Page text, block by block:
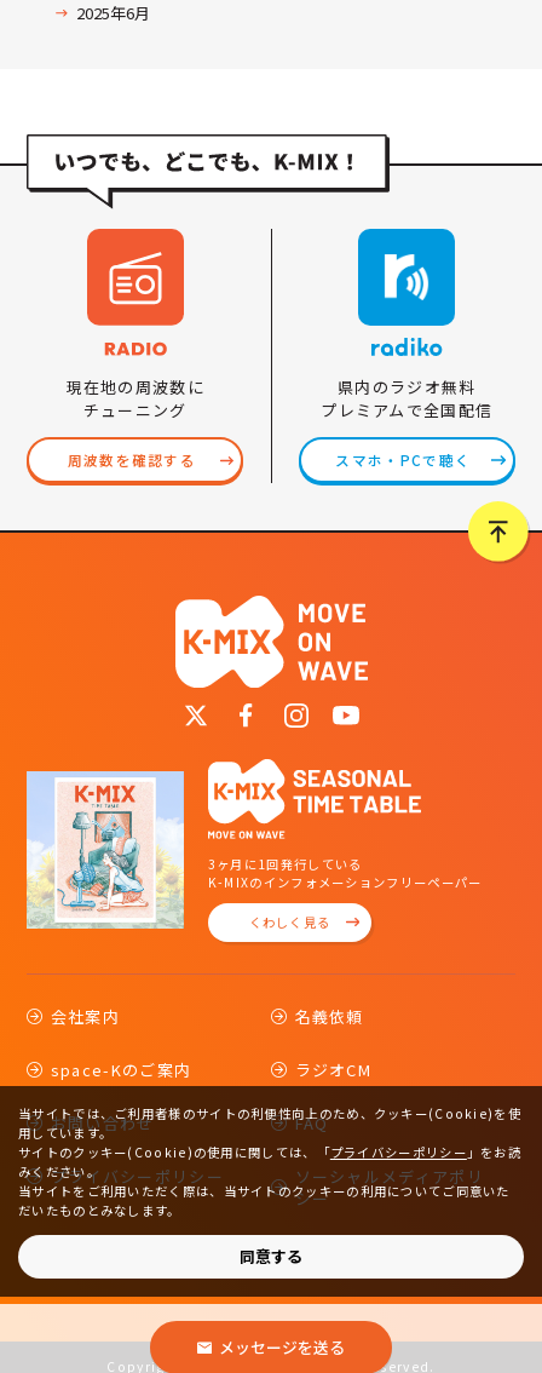
2025年6月
メッセージを送る
現在地の周波数に
チューニング
周波数を確認する
県内のラジオ無料
プレミアムで全国配信
スマホ・PCで聴く
3ヶ月に1回発行している
K-MIXのインフォメーションフリーペーパー
くわしく見る
会社案内 名義依頼
space-Kのご案内 ラジオCM
お問い合わせ FAQ
プライバシーポリシー
ソーシャルメディアポリ
シー
Copyright © 2023 K-MIX. All rights reserved.
当サイトでは、ご利用者様のサイトの利便性向上のため、クッキー(Cookie)を使
用しています。
サイトのクッキー(Cookie)の使用に関しては、
「プライバシーポリシー 」をお読
みください。
当サイトをご利用いただく際は、当サイトのクッキーの利用についてご同意いた
だいたものとみなします。
同意する